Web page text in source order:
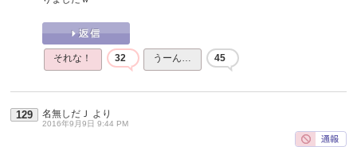
それな！ 32 うーん… 45
129 名無しだＪ より
2016年9月9日 9:44 PM